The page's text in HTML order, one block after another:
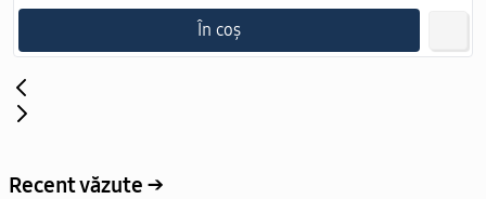
În coș
Recent văzute →